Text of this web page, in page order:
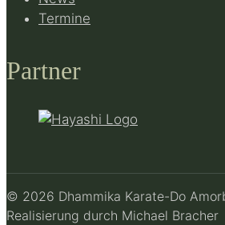
Termine
Partner
© 2026 Dhammika Karate-Do
Realisierung durch Michael Bracher